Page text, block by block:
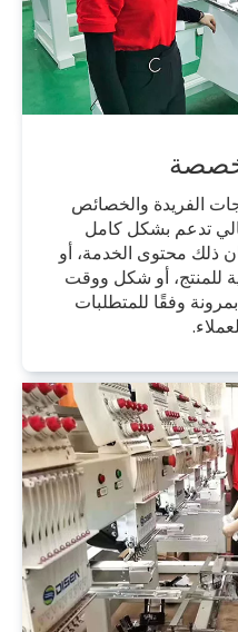
الفريدة والخصائص
تدعم بشكل كامل
ذلك محتوى الخدمة، أو
للمنتج، أو شكل ووقت
وفقًا للمتطلبات